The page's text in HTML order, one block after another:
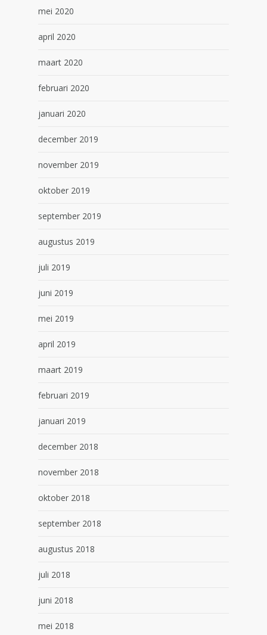
mei 2020
april 2020
maart 2020
februari 2020
januari 2020
december 2019
november 2019
oktober 2019
september 2019
augustus 2019
juli 2019
juni 2019
mei 2019
april 2019
maart 2019
februari 2019
januari 2019
december 2018
november 2018
oktober 2018
september 2018
augustus 2018
juli 2018
juni 2018
mei 2018